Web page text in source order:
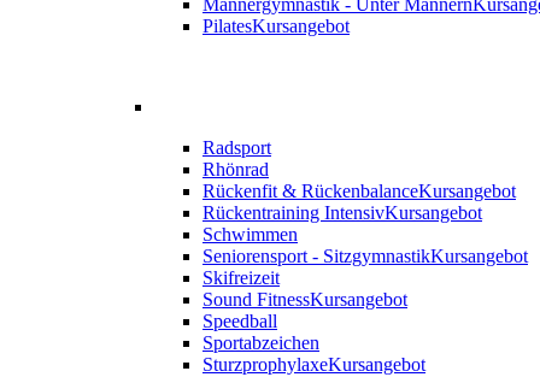
Männergymnastik - Unter Männern
PilatesKursangebot
Radsport
Rhönrad
Rückenfit & RückenbalanceKursangebot
Rückentraining IntensivKursangebot
Schwimmen
Seniorensport - SitzgymnastikKursangebot
Skifreizeit
Sound FitnessKursangebot
Speedball
Sportabzeichen
SturzprophylaxeKursangebot